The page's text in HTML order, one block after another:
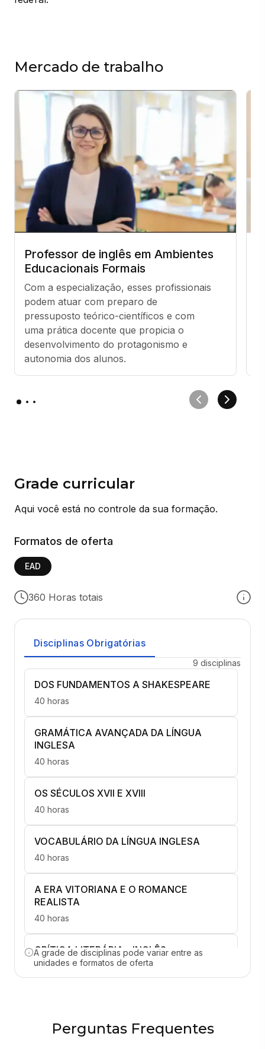
Mercado de trabalho
Professor de inglês em Ambientes
Educacionais Formais
Com a especialização, esses profissionais
podem atuar com preparo de
pressuposto teórico-científicos e com
uma prática docente que propicia o
desenvolvimento do protagonismo e
autonomia dos alunos.
Grade curricular
Aqui você está no controle da sua formação.
Formatos de oferta
EAD
360 Horas totais
Disciplinas Obrigatórias
9 disciplinas
DOS FUNDAMENTOS A SHAKESPEARE
40 horas
GRAMÁTICA AVANÇADA DA LÍNGUA
INGLESA
40 horas
OS SÉCULOS XVII E XVIII
40 horas
VOCABULÁRIO DA LÍNGUA INGLESA
40 horas
A ERA VITORIANA E O ROMANCE
REALISTA
40 horas
CRÍTICA LITERÁRIA - INGLÊS
40 horas
A grade de disciplinas pode variar entre as
unidades e formatos de oferta
Perguntas Frequentes